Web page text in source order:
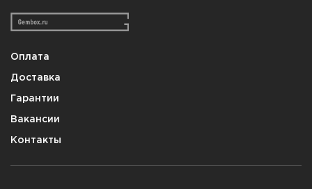
Оплата
Доставка
Гарантии
Вакансии
Контакты